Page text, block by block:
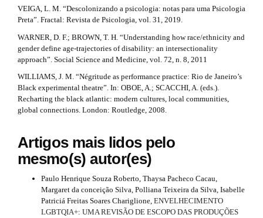
VEIGA, L. M. “Descolonizando a psicologia: notas para uma Psicologia
Preta”. Fractal: Revista de Psicologia, vol. 31, 2019.
WARNER, D. F.; BROWN, T. H. “Understanding how race/ethnicity and
gender define age-trajectories of disability: an intersectionality
approach”. Social Science and Medicine, vol. 72, n. 8, 2011
WILLIAMS, J. M. “Négritude as performance practice: Rio de Janeiro’s
Black experimental theatre”. In: OBOE, A.; SCACCHI, A. (eds.).
Recharting the black atlantic: modern cultures, local communities,
global connections. London: Routledge, 2008.
Artigos mais lidos pelo
mesmo(s) autor(es)
Paulo Henrique Souza Roberto, Thaysa Pacheco Cacau,
Margaret da conceição Silva, Polliana Teixeira da Silva, Isabelle
Patriciá Freitas Soares Chariglione, ENVELHECIMENTO
LGBTQIA+: UMA REVISÃO DE ESCOPO DAS PRODUÇÕES